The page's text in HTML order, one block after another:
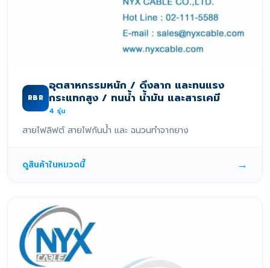
RBR
อุตสาหกรรมหนัก / ดึงลาก และทนแรง
กระแทกสูง / ทนน้ำ น้ำมัน และสารเคมี
4 รุ่น
สายไฟลิฟต์ สายไฟกันน้ำ และ ฉนวนทำจากยาง
ดูสินค้าในหมวดนี้ →